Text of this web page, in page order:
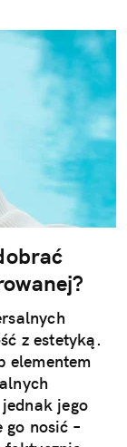
z estetyką.
elementem
jego
nosić –